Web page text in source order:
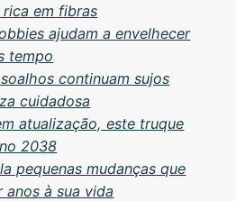
em fibras
ajudam a envelhecer
tempo
continuam sujos
cuidadosa
atualização, este truque
2038
pequenas mudanças que
anos à sua vida